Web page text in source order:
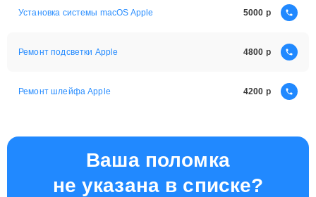
Установка системы macOS Apple 5000
Ремонт подсветки Apple 4800
Ремонт шлейфа Apple 4200
Ваша поломка
не указана в списке?